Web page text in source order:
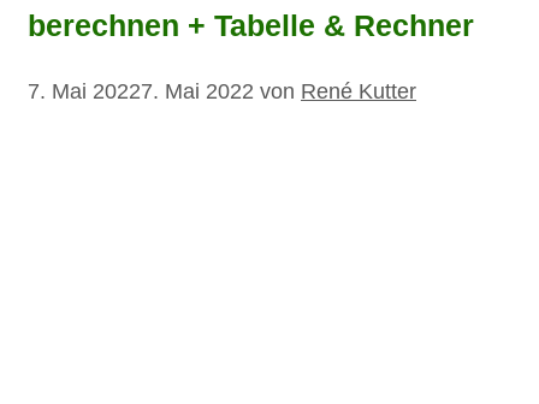
berechnen + Tabelle & Rechner
7. Mai 20227. Mai 2022 von René Kutter